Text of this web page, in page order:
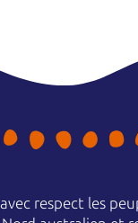
respect les